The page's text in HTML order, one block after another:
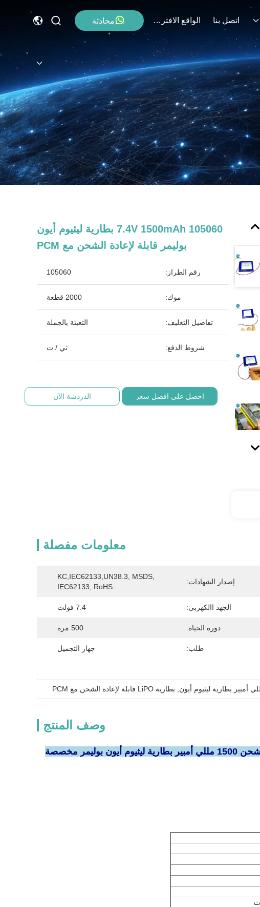
اتصل بنا الواقع الافتراضي محادثة
105060 7.4V 1500mAh بطارية ليثيوم أيون
بوليمر قابلة لإعادة الشحن مع PCM
رقم الطراز: 105060
موك: 2000 قطعة
تفاصيل التغليف: التعبئة بالجملة
شروط الدفع: تي / ت
احصل على افضل سعر الدردشة الآن
معلومات مفصلة
إصدار الشهادات:
KC,IEC62133,UN38.3, MSDS,
IEC62133, RoHS
الجهد االكهربى: 7.4 فولت
دورة الحياة: 500 مرة
طلب: جهاز التجميل
بطارية LiPO قابلة لإعادة الشحن مع PCM
وصف المنتج